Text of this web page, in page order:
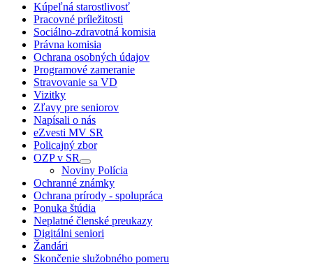
Kúpeľná starostlivosť
Pracovné príležitosti
Sociálno-zdravotná komisia
Právna komisia
Ochrana osobných údajov
Programové zameranie
Stravovanie sa VD
Vizitky
Zľavy pre seniorov
Napísali o nás
eZvesti MV SR
Policajný zbor
OZP v SR
Noviny Polícia
Ochranné známky
Ochrana prírody - spolupráca
Ponuka štúdia
Neplatné členské preukazy
Digitálni seniori
Žandári
Skončenie služobného pomeru